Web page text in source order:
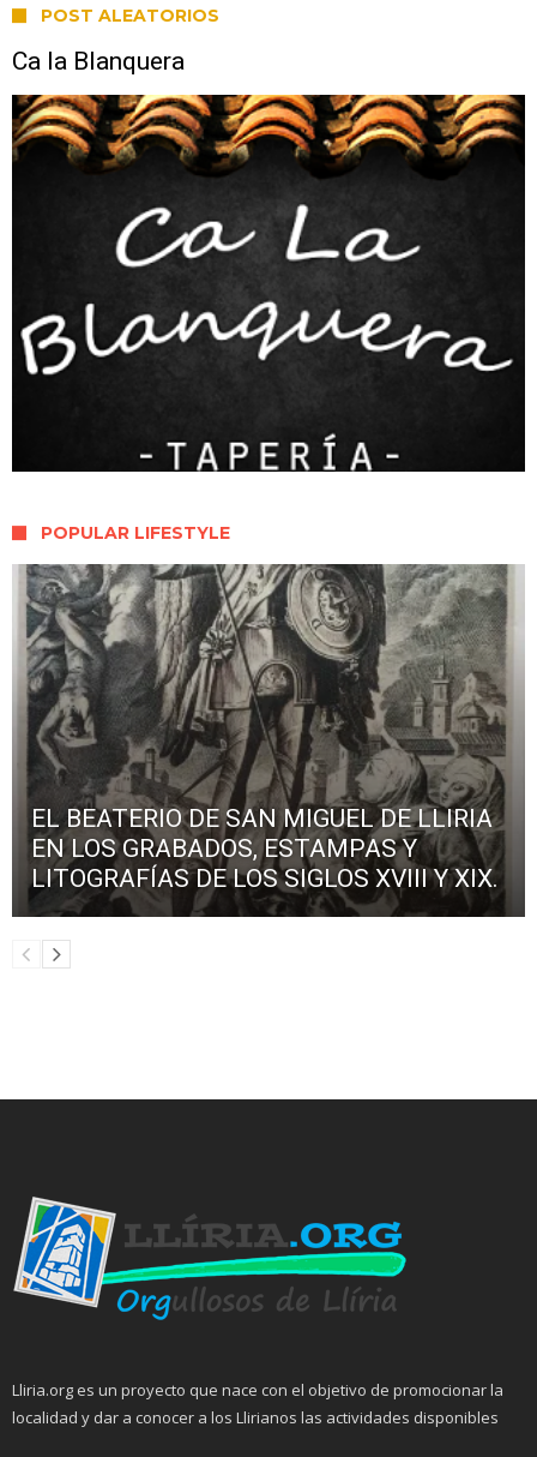
POST ALEATORIOS
Ca la Blanquera
POPULAR LIFESTYLE
EL BEATERIO DE SAN MIGUEL DE LLIRIA
EN LOS GRABADOS, ESTAMPAS Y
LITOGRAFÍAS DE LOS SIGLOS XVIII Y XIX.
Lliria.org es un proyecto que nace con el objetivo de promocionar la
localidad y dar a conocer a los Llirianos las actividades disponibles